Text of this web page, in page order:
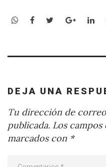
WhatsApp
Facebook
Twitter
DEJA UNA
Tu dirección de
publicada. Los
marcados con *